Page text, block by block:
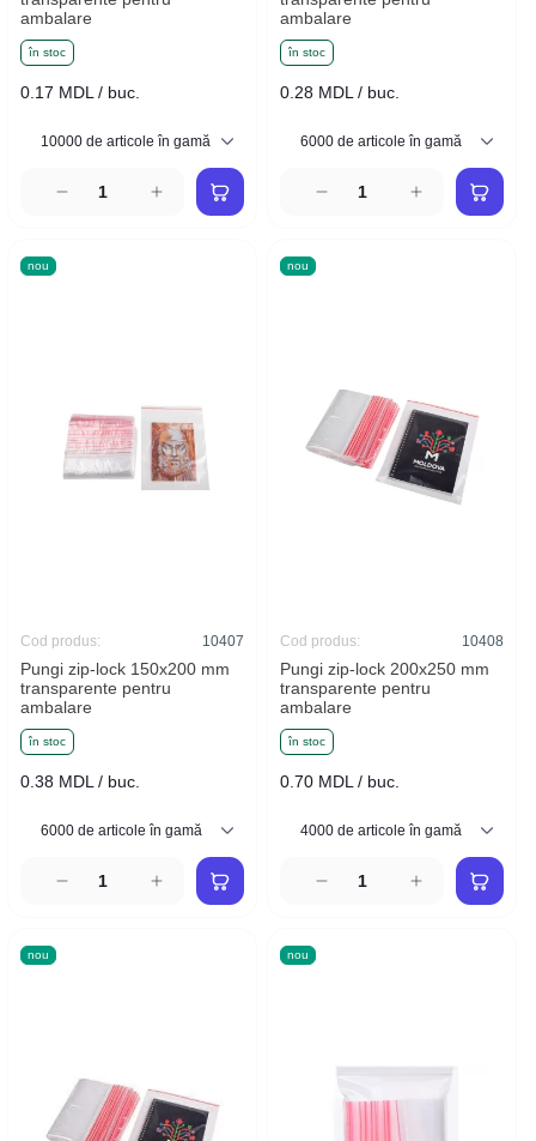
în stoc
ambalare
0.17 MDL / buc.
în stoc
ambalare
0.28 MDL / buc.
nou
în stoc
Pungi zip-lock 150x200 mm
transparente pentru
ambalare
Cod produs: 10407
0.38 MDL / buc.
nou
în stoc
Pungi zip-lock 200x250 mm
transparente pentru
ambalare
Cod produs: 10408
0.70 MDL / buc.
nou nou